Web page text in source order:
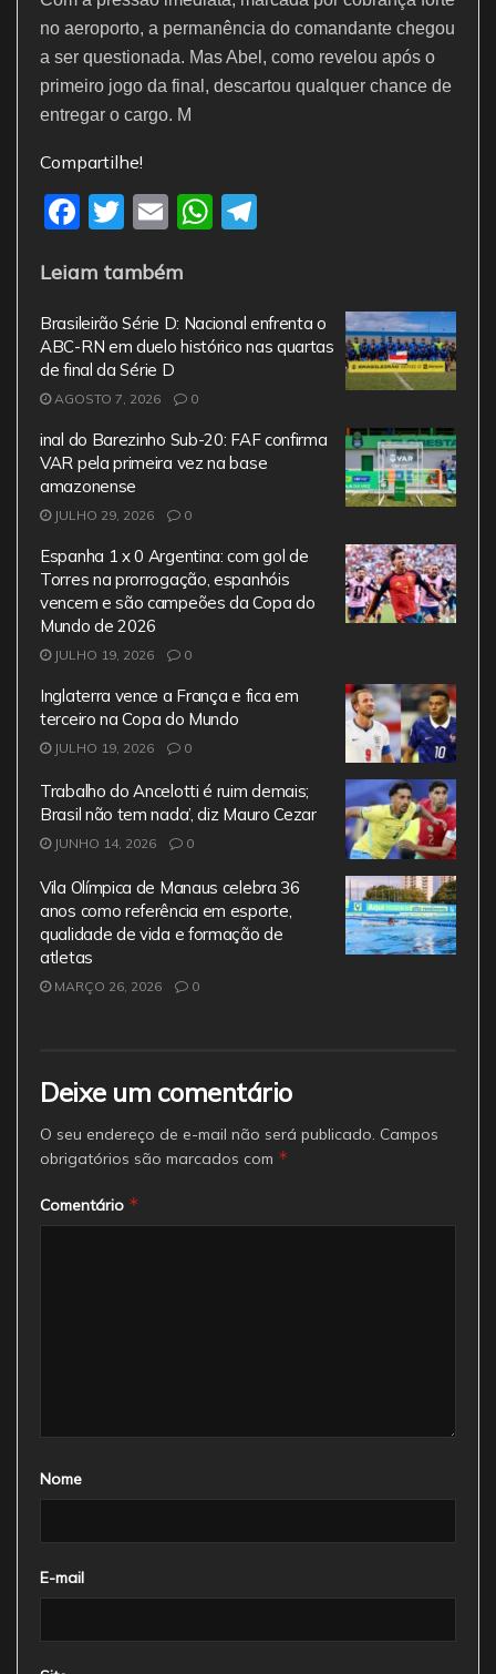
no aeroporto, a permanência do comandante chegou
a ser questionada. Mas Abel, como revelou após o
primeiro jogo da final, descartou qualquer chance de
entregar o cargo. M
Compartilhe!
F
c
e
b
o
o
k
T
itt
er
E
ai
l
W
s
A
p
gr
a
Leiam também
Brasileirão Série D: Nacional enfrenta o
ABC-RN em duelo histórico nas quartas
de final da Série D
AGOSTO 7, 2026 0
inal do Barezinho Sub-20: FAF confirma
VAR pela primeira vez na base
amazonense
JULHO 29, 2026 0
Espanha 1 x 0 Argentina: com gol de
Torres na prorrogação, espanhóis
vencem e são campeões da Copa do
Mundo de 2026
JULHO 19, 2026 0
Inglaterra vence a França e fica em
terceiro na Copa do Mundo
JULHO 19, 2026 0
Trabalho do Ancelotti é ruim demais;
Brasil não tem nada’, diz Mauro Cezar
JUNHO 14, 2026 0
Vila Olímpica de Manaus celebra 36
anos como referência em esporte,
qualidade de vida e formação de
atletas
MARÇO 26, 2026 0
Deixe um comentário
O seu endereço de e-mail não será publicado. Campos
obrigatórios são marcados com *
Comentário *
Nome
E-mail